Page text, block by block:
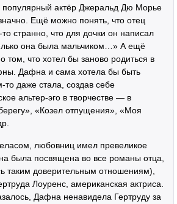
популярный актёр Джеральд Дю Морье
Ещё можно понять, что отец
странно, что для дочки он написал
она была мальчиком…» А ещё
том, что хотел бы заново родиться в
Дафна и сама хотела бы быть
то даже стала, создав себе
альтер-эго в творчестве — в
«Козел отпущения», «Моя
любовниц имел превеликое
была посвящена во все романы отца,
таким доверительным отношениям),
Лоуренс, американская актриса.
Дафна ненавидела Гертруду за